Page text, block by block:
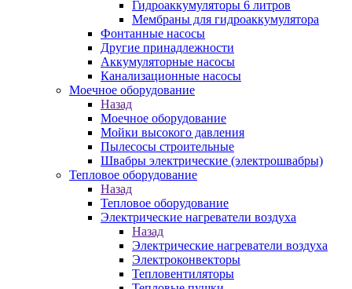
Гидроаккумуляторы 6 литров
Мембраны для гидроаккумулятора
Фонтанные насосы
Другие принадлежности
Аккумуляторные насосы
Канализационные насосы
Моечное оборудование
Назад
Моечное оборудование
Мойки высокого давления
Пылесосы строительные
Швабры электрические (электрошвабры)
Тепловое оборудование
Назад
Тепловое оборудование
Электрические нагреватели воздуха
Назад
Электрические нагреватели воздуха
Электроконвекторы
Тепловентиляторы